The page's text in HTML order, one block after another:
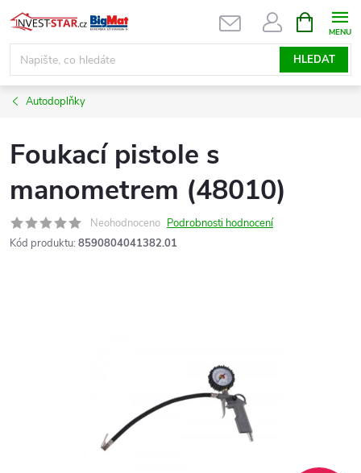
Přejít
na
obsah
HLEDAT
NÁKUPNÍ
KOŠÍK
Autodoplňky
Foukací pistole s
manometrem (48010)
Neohodnoceno Podrobnosti hodnocení
Kód produktu: 8590804041382.01